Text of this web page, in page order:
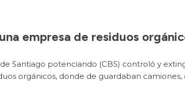
empresa de residuos
Santiago potenciando (CBS) controló y
orgánicos, donde de guardaban